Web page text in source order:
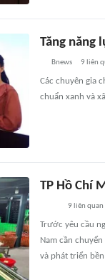
Tăng năng
Bnews 9 liên
Các chuyên gia
chuẩn xanh và
TP Hồ Chí
9 liên quan
Trước yêu cầu
Nam cần
và phát triển